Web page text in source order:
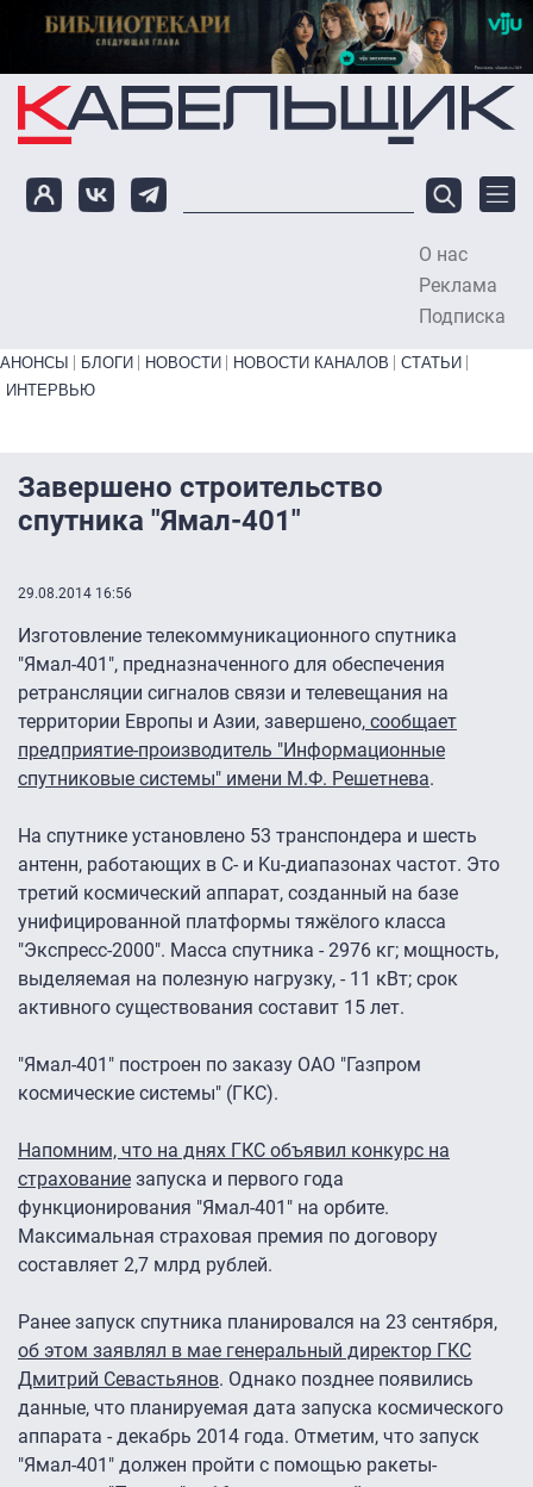
Перейти к основному содержанию
О нас
Реклама
Подписка
Primary links bottom
АНОНСЫ БЛОГИ НОВОСТИ НОВОСТИ КАНАЛОВ
СТАТЬИ
ИНТЕРВЬЮ
Завершено строительство
спутника "Ямал-401"
29.08.2014 16:56
Изготовление телекоммуникационного спутника
"Ямал-401", предназначенного для обеспечения
ретрансляции сигналов связи и телевещания на
территории Европы и Азии, завершено, сообщает
предприятие-производитель "Информационные
спутниковые системы" имени М.Ф. Решетнева.
На спутнике установлено 53 транспондера и шесть
антенн, работающих в С- и Ku-диапазонах частот. Это
третий космический аппарат, созданный на базе
унифицированной платформы тяжёлого класса
"Экспресс-2000". Масса спутника - 2976 кг; мощность,
выделяемая на полезную нагрузку, - 11 кВт; срок
активного существования составит 15 лет.
"Ямал-401" построен по заказу ОАО "Газпром
космические системы" (ГКС).
Напомним, что на днях ГКС объявил конкурс на
страхование запуска и первого года
функционирования "Ямал-401" на орбите.
Максимальная страховая премия по договору
составляет 2,7 млрд рублей.
Ранее запуск спутника планировался на 23 сентября,
об этом заявлял в мае генеральный директор ГКС
Дмитрий Севастьянов. Однако позднее появились
данные, что планируемая дата запуска космического
аппарата - декабрь 2014 года. Отметим, что запуск
"Ямал-401" должен пройти с помощью ракеты-